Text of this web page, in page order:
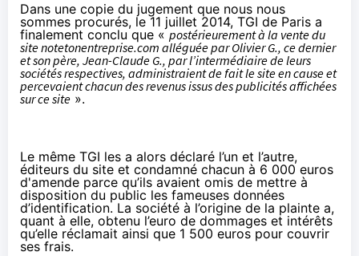
Dans une copie du jugement que nous nous
sommes procurés, le 11 juillet 2014, TGI de Paris a
finalement conclu que « postérieurement à la vente du
site notetonentreprise.com alléguée par Olivier G., ce dernier
et son père, Jean-Claude G., par l’intermédiaire de leurs
sociétés respectives, administraient de fait le site en cause et
percevaient chacun des revenus issus des publicités affichées
sur ce site ».
Le même TGI les a alors déclaré l’un et l’autre,
éditeurs du site et condamné chacun à 6 000 euros
d'amende parce qu’ils avaient omis de mettre à
disposition du public les fameuses données
d’identification. La société à l’origine de la plainte a,
quant à elle, obtenu l’euro de dommages et intérêts
qu’elle réclamait ainsi que 1 500 euros pour couvrir
ses frais.